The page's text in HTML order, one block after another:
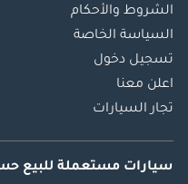
الشروط والأحكام
السياسة الخاصة
تسجيل دخول
اعلن معنا
تجار السيارات
سيارات مستعملة للبيع